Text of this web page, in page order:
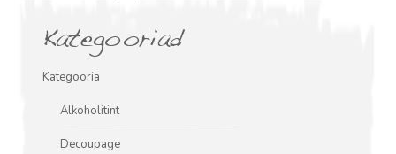
Kategooriad
Kategooria
Alkoholitint
Decoupage